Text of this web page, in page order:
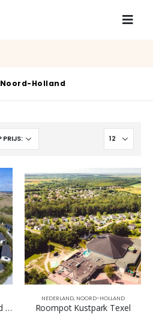
Noord-Holland
Roompot Kustpark Egmond aan Zee
NEDERLAND, NOORD-HOLLAND
Roompot Kustpark Texel